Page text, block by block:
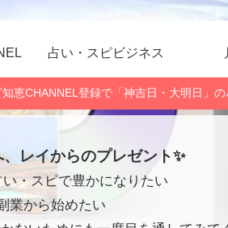
占い・スピビジネス
恵CHANNEL登録で「神吉日・大明日」の
レイからのプレゼント✨
・スピで豊かになりたい
業から始めたい